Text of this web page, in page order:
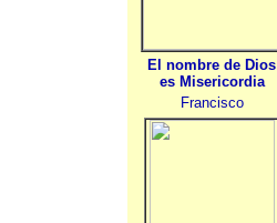
El nombre de Dios
es Misericordia
Francisco